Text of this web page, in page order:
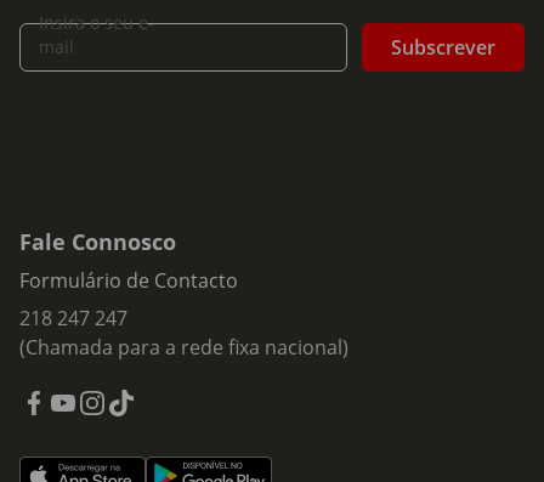
Insira o seu e-
mail
Subscrever
Fale Connosco
Formulário de Contacto
218 247 247
(Chamada para a rede fixa nacional)